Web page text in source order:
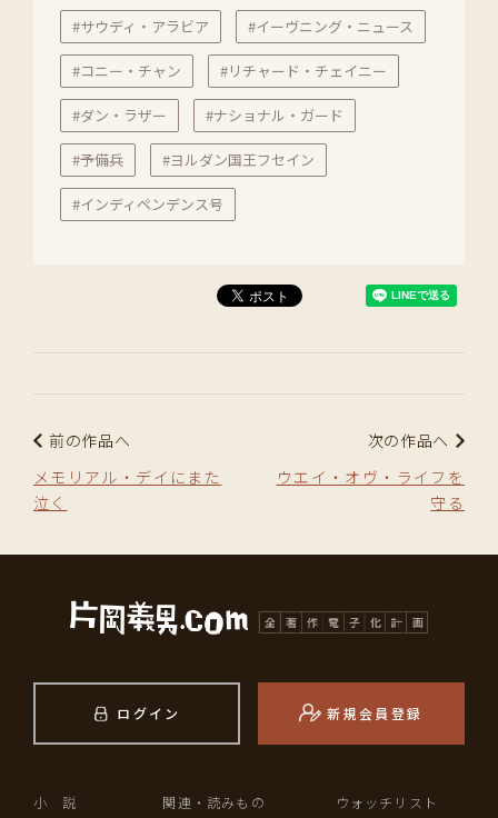
#サウディ・アラビア #イーヴニング・ニュース
#コニー・チャン #リチャード・チェイニー
#ダン・ラザー #ナショナル・ガード
#予備兵 #ヨルダン国王フセイン
#インディペンデンス号
前の作品へ
メモリアル・デイにまた
泣く
次の作品へ
ウエイ・オヴ・ライフを
守る
ログイン 新規会員登録
小 説 関連・読みもの ウォッチリスト